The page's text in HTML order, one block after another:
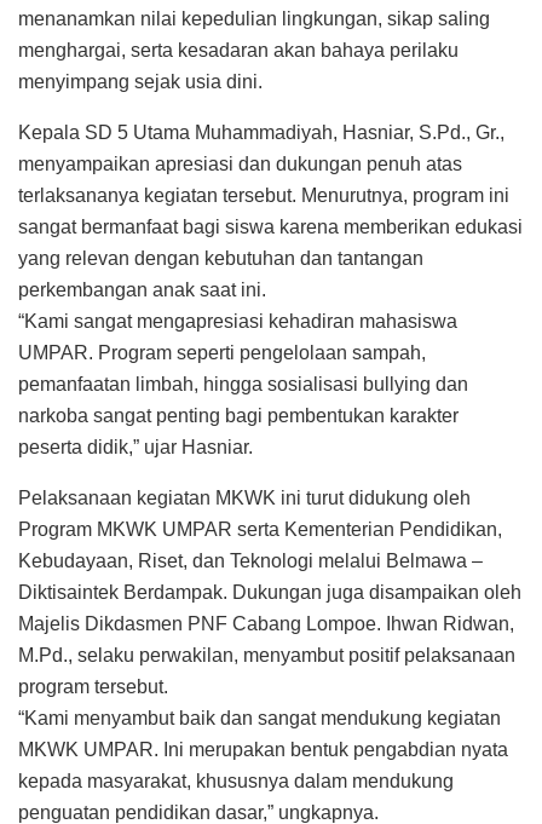
menanamkan nilai kepedulian lingkungan, sikap saling
menghargai, serta kesadaran akan bahaya perilaku
menyimpang sejak usia dini.
Kepala SD 5 Utama Muhammadiyah, Hasniar, S.Pd., Gr.,
menyampaikan apresiasi dan dukungan penuh atas
terlaksananya kegiatan tersebut. Menurutnya, program ini
sangat bermanfaat bagi siswa karena memberikan edukasi
yang relevan dengan kebutuhan dan tantangan
perkembangan anak saat ini.
“Kami sangat mengapresiasi kehadiran mahasiswa
UMPAR. Program seperti pengelolaan sampah,
pemanfaatan limbah, hingga sosialisasi bullying dan
narkoba sangat penting bagi pembentukan karakter
peserta didik,” ujar Hasniar.
Pelaksanaan kegiatan MKWK ini turut didukung oleh
Program MKWK UMPAR serta Kementerian Pendidikan,
Kebudayaan, Riset, dan Teknologi melalui Belmawa –
Diktisaintek Berdampak. Dukungan juga disampaikan oleh
Majelis Dikdasmen PNF Cabang Lompoe. Ihwan Ridwan,
M.Pd., selaku perwakilan, menyambut positif pelaksanaan
program tersebut.
“Kami menyambut baik dan sangat mendukung kegiatan
MKWK UMPAR. Ini merupakan bentuk pengabdian nyata
kepada masyarakat, khususnya dalam mendukung
penguatan pendidikan dasar,” ungkapnya.